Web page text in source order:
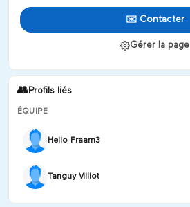
✉️ Contacter
Gérer la page
👥Profils liés
ÉQUIPE
Hello Fraam3
Tanguy Villiot